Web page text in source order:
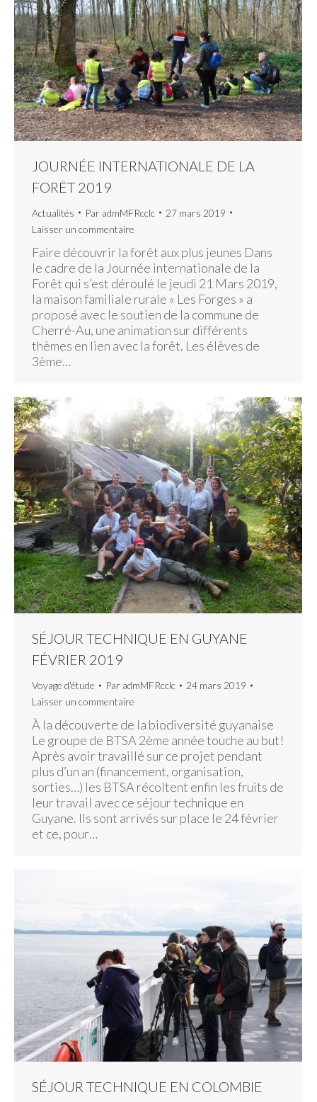
JOURNÉE INTERNATIONALE DE LA
FORÊT 2019
Actualités Par admMFRcclc
27 mars 2019
Laisser un commentaire
Faire découvrir la forêt aux plus jeunes Dans
le cadre de la Journée internationale de la
Forêt qui s’est déroulé le jeudi 21 Mars 2019,
la maison familiale rurale « Les Forges » a
proposé avec le soutien de la commune de
Cherré-Au, une animation sur différents
thèmes en lien avec la forêt. Les élèves de
3ème…
SÉJOUR TECHNIQUE EN GUYANE
FÉVRIER 2019
Voyage d'étude Par admMFRcclc
24 mars 2019
Laisser un commentaire
À la découverte de la biodiversité guyanaise
Le groupe de BTSA 2ème année touche au but!
Après avoir travaillé sur ce projet pendant
plus d’un an (financement, organisation,
sorties…) les BTSA récoltent enfin les fruits de
leur travail avec ce séjour technique en
Guyane. Ils sont arrivés sur place le 24 février
et ce, pour…
SÉJOUR TECHNIQUE EN COLOMBIE